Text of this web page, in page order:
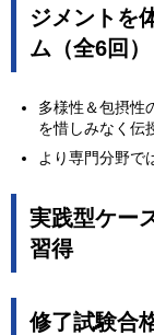
ジメントを
ム（全6回）
多様性＆包摂性
を惜しみなく伝
より専門分野で
実践型ケー
習得
修了試験合